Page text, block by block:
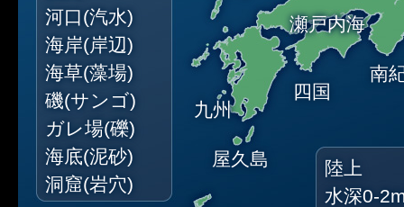
南
瀬戸内海
四国
九州
屋久島
陸上
水深0-
河口(汽水)
海岸(岸辺)
海草(藻場)
磯(サンゴ)
ガレ場(礫)
海底(泥砂)
洞窟(岩穴)